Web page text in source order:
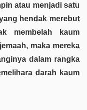
atau menjadi satu
hendak merebut
membelah kaum
maka mereka
dalam rangka
darah kaum